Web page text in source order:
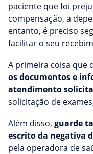
paciente que foi
compensação, a
entanto, é preciso
facilitar o seu
A primeira coisa que
os documentos e
atendimento
solicitação de
Além disso, guarde
escrito da negativa
pela operadora de